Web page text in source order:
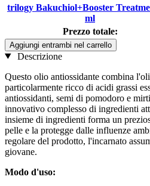
trilogy Bakuchiol+Booster
ml
Prezzo totale:
Aggiungi entrambi nel carrello
Descrizione
Questo olio antiossidante combina
particolarmente ricco di acidi grassi
antiossidanti, semi di pomodoro e
innovativo complesso di ingredienti
insieme di ingredienti forma un
pelle e la protegge dalle influenze
regolare del prodotto, l'incarnato
giovane.
Modo d'uso: